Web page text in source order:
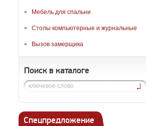
Мебель для спальни
Столы компьютерные и журнальные
Вызов замерщика
Поиск в каталоге
Спецпредложение